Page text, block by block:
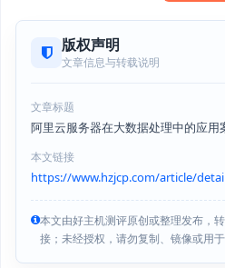
版权声明
文章信息与转载说明
文章标题
阿里云服务器在大数据处理中的应用
本文链接
https://www.hzjcp.com/article/
本文由好主机测评原创或整理发布，
接；未经授权，请勿复制、镜像或用于